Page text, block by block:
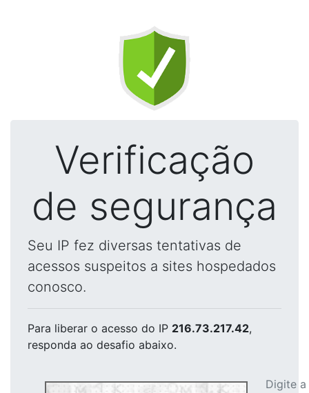
Verificação
de segurança
Seu IP fez diversas tentativas de
acessos suspeitos a sites hospedados
conosco.
Para liberar o acesso do IP 216.73.217.42,
responda ao desafio abaixo.
Digite